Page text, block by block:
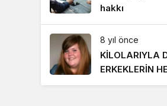
hakkı
8 yıl önce
KİLOLARIYLA
ERKEKLERİN
PEŞİNDE!